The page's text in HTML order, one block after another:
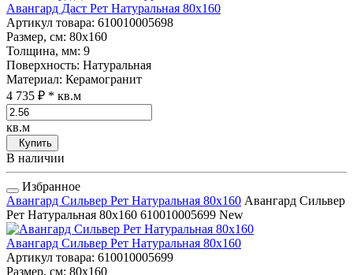
Авангард Даст Рет Натуральная 80x160
Артикул товара: 610010005698
Размер, см: 80x160
Толщина, мм: 9
Поверхность: Натуральная
Материал: Керамогранит
4 735 ₽ * кв.м
кв.м
Купить
В наличии
Избранное
Авангард Сильвер Рет Натуральная 80x160 Авангард Сильвер
Рет Натуральная 80x160 610010005699 New
Авангард Сильвер Рет Натуральная 80x160
Артикул товара: 610010005699
Размер, см: 80x160